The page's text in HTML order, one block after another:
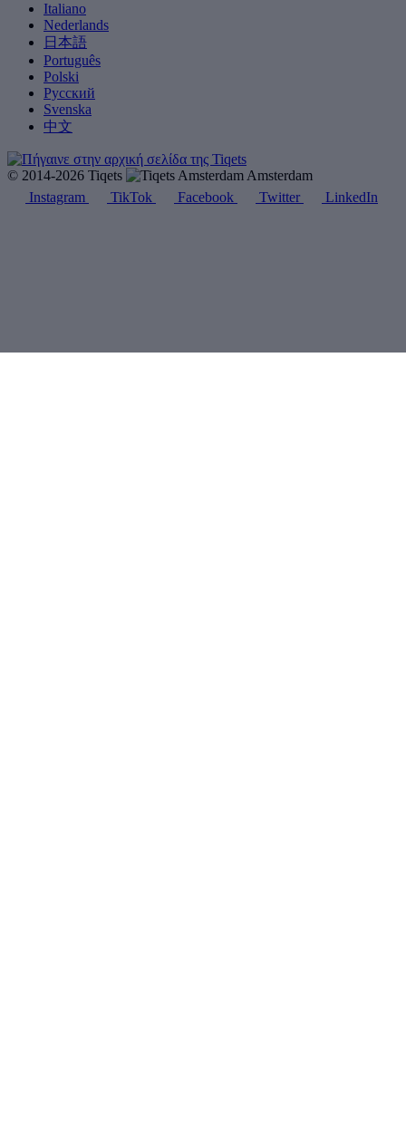
Italiano
Nederlands
日本語
Português
Polski
Русский
Svenska
中文
© 2014-2026 Tiqets
Amsterdam
Instagram
TikTok Facebook Twitter LinkedIn